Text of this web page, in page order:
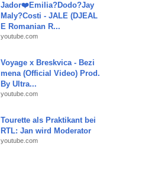
Jador❤️Emilia?Dodo?Jay
Maly?Costi - JALE (DJEAL
E Romanian R...
youtube.com
Voyage x Breskvica - Bezi
mena (Official Video) Prod.
By Ultra...
youtube.com
Tourette als Praktikant bei
RTL: Jan wird Moderator
youtube.com